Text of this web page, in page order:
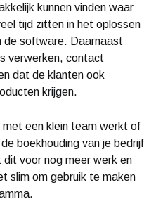
kunnen vinden waar
tijd zitten in het oplossen
de software. Daarnaast
verwerken, contact
dat de klanten ook
krijgen.
een klein team werkt of
boekhouding van je bedrijf
voor nog meer werk en
slim om gebruik te maken